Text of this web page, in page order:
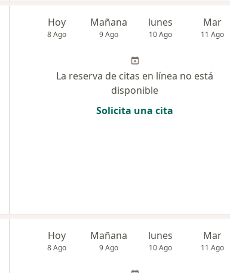
Hoy
8 Ago
Mañana
9 Ago
lunes
10 Ago
Mar
11 Ago
La reserva de citas en línea no está
disponible
Solicita una cita
Hoy
8 Ago
Mañana
9 Ago
lunes
10 Ago
Mar
11 Ago